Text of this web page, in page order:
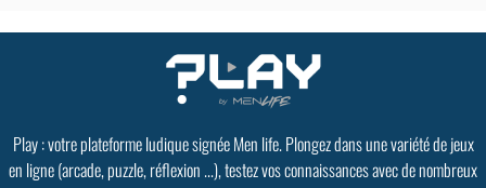
Play : votre plateforme ludique signée Men life. Plongez dans une variété de jeux
en ligne (arcade, puzzle, réflexion ...), testez vos connaissances avec de nombreux